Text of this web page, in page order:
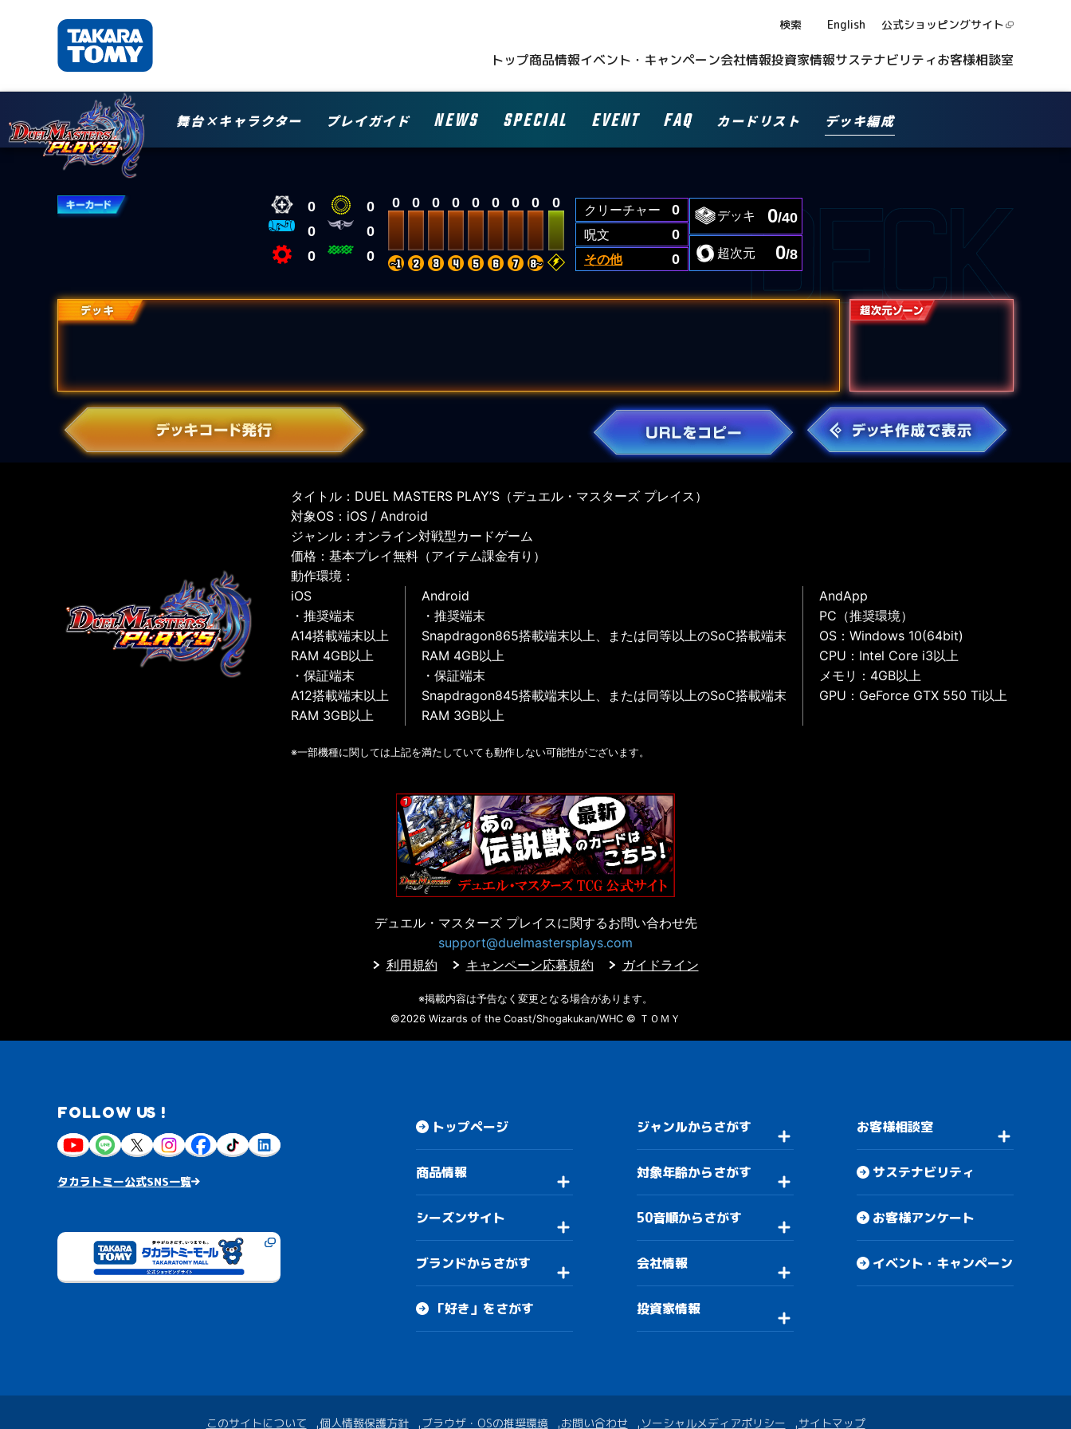
検索 English 公式ショッピングサイト
トップ商品情報イベント・キャンペーン会社情報投資家情報サステナビリティお客様相談室
舞台×キャラクター プレイガイド NEWS SPECIAL EVENT FAQ カードリスト デッキ編成
0
0
0
0
0
0
0 0 0 0 0 0 0 0 0 クリーチャー
0
呪文
0
その他
0
デッキ 0/40
超次元 0/8
タイトル：DUEL MASTERS PLAY’S（デュエル・マスターズ プレイス）
対象OS：iOS / Android
ジャンル：オンライン対戦型カードゲーム
価格：基本プレイ無料（アイテム課金有り）
動作環境：
iOS
・推奨端末
A14搭載端末以上
RAM 4GB以上
・保証端末
A12搭載端末以上
RAM 3GB以上
Android
・推奨端末
Snapdragon865搭載端末以上、または同等以上のSoC搭載端末
RAM 4GB以上
・保証端末
Snapdragon845搭載端末以上、または同等以上のSoC搭載端末
RAM 3GB以上
AndApp
PC（推奨環境）
OS：Windows 10(64bit)
CPU：Intel Core i3以上
メモリ：4GB以上
GPU：GeForce GTX 550 Ti以上
※一部機種に関しては上記を満たしていても動作しない可能性がございます。
デュエル・マスターズ プレイスに関するお問い合わせ先
support@duelmastersplays.com
利用規約
キャンペーン応募規約 ガイドライン
※掲載内容は予告なく変更となる場合があります。
©2026 Wizards of the Coast/Shogakukan/WHC © ＴＯＭＹ
FOLLOW US !
タカラトミー公式SNS一覧
トップページ
商品情報
シーズンサイト
ブランドからさがす
「好き」をさがす
ジャンルからさがす
対象年齢からさがす
50音順からさがす
会社情報
投資家情報
お客様相談室
サステナビリティ
お客様アンケート
イベント・キャンペーン
このサイトについて 個人情報保護方針 ブラウザ・OSの推奨環境 お問い合わせ ソーシャルメディアポリシー サイトマップ